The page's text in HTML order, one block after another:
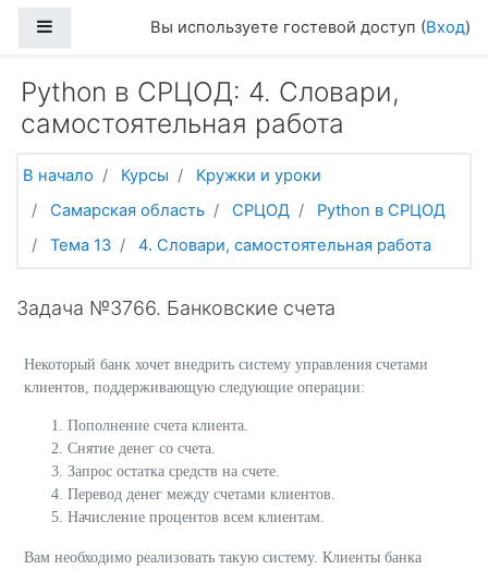
Боковая панельВы используете гостевой доступ (Вход)
Python в СРЦОД: 4. Словари,
самостоятельная работа
В начало Курсы
Кружки и уроки
Самарская область
СРЦОД
Python в СРЦОД
Тема 13
4. Словари, самостоятельная работа
Задача №3766. Банковские счета
Некоторый банк хочет внедрить систему управления счетами
клиентов, поддерживающую следующие операции:
Пополнение счета клиента.
Снятие денег со счета.
Запрос остатка средств на счете.
Перевод денег между счетами клиентов.
Начисление процентов всем клиентам.
Вам необходимо реализовать такую систему. Клиенты банка